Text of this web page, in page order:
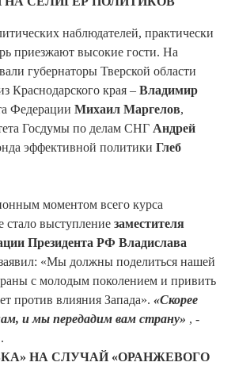
наблюдателей, практически
приезжают высокие гости. На
губернаторы Тверской области
Краснодарского края – Владимир
Федерации Михаил Маргелов,
Госдумы по делам СНГ Андрей
эффективной политики Глеб
моментом всего курса
стало выступление заместителя
Президента РФ Владислава
«Мы должны поделиться нашей
с молодым поколением и привить
против влияния Запада». «Скорее
и мы передадим вам страну» , -
НА СЛУЧАЙ «ОРАНЖЕВОГО